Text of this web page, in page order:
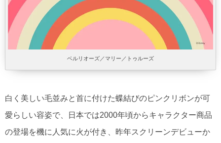
ベルリオーズ／マリー／トゥルーズ
白く美しい毛並みと首に付けた蝶結びのピンクリボンが可
愛らしい容姿で、日本では2000年頃からキャラクター商品
の登場を機に人気に火が付き、昨年スクリーンデビューか